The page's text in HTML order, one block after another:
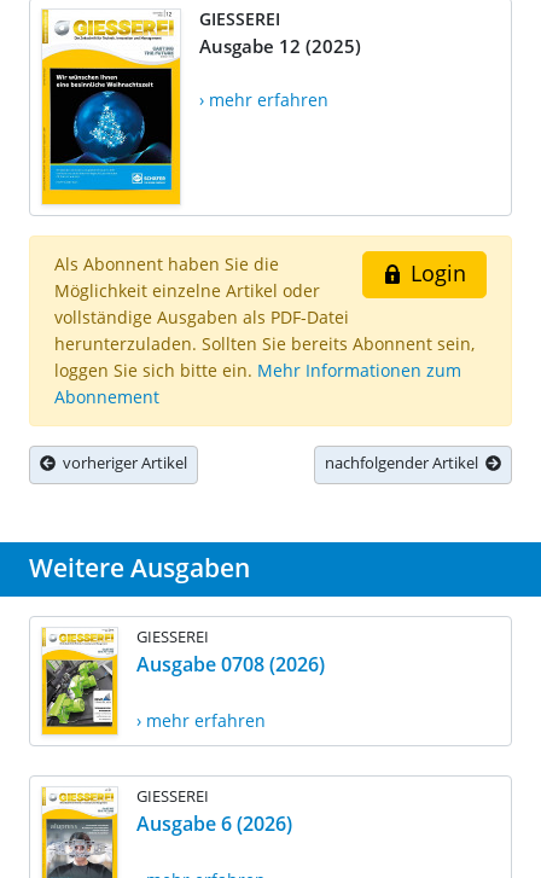
GIESSEREI
Ausgabe 12 (2025)
› mehr erfahren
Login
Als Abonnent haben Sie die
Möglichkeit einzelne Artikel oder
vollständige Ausgaben als PDF-Datei
herunterzuladen. Sollten Sie bereits Abonnent sein,
loggen Sie sich bitte ein. Mehr Informationen zum
Abonnement
vorheriger Artikel nachfolgender Artikel
Weitere Ausgaben
GIESSEREI
Ausgabe 0708 (2026)
› mehr erfahren
GIESSEREI
Ausgabe 6 (2026)